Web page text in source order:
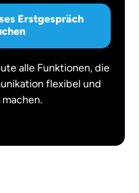
Erstgespräch
alle Funktionen,
flexibel
machen.